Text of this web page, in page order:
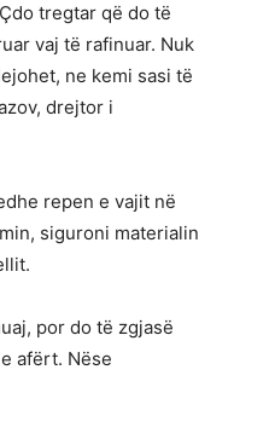
tregtar që do të
vaj të rafinuar. Nuk
ne kemi sasi të
drejtor i
repen e vajit në
siguroni materialin
por do të zgjasë
afërt. Nëse